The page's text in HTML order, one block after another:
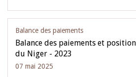
Balance des paiements
Balance des paiements et
du Niger - 2023
07 mai 2025